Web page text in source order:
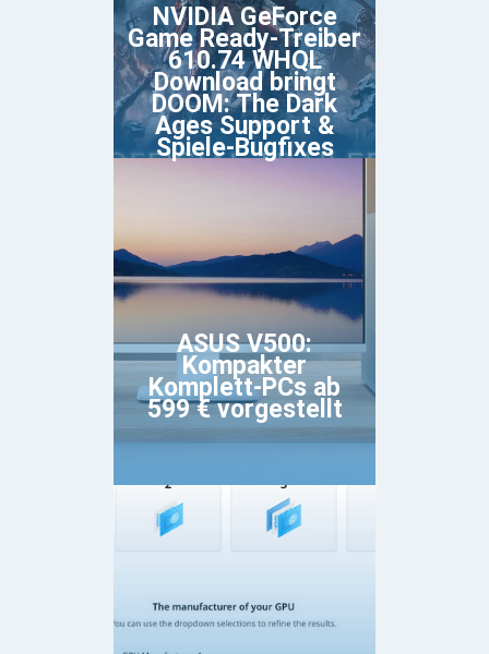
NVIDIA GeForce
Game Ready-Treiber
610.74 WHQL
Download bringt
DOOM: The Dark
Ages Support &
Spiele-Bugfixes
ASUS V500:
Kompakter
Komplett-PCs ab
599 € vorgestellt